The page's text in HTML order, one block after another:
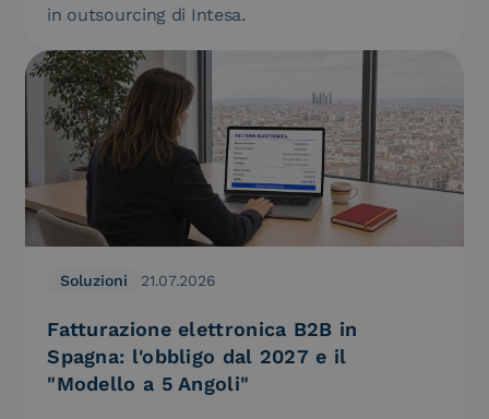
in outsourcing di Intesa.
Soluzioni 21.07.2026
Fatturazione elettronica B2B in
Spagna: l'obbligo dal 2027 e il
"Modello a 5 Angoli"